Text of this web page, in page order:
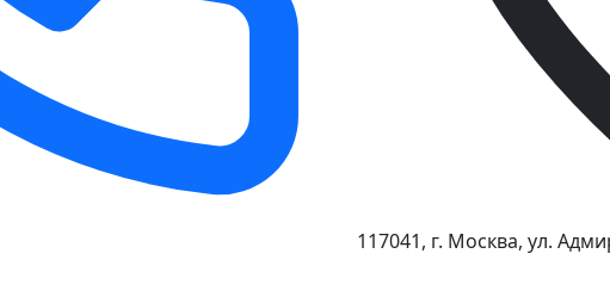
117041, г. Москва, ул.